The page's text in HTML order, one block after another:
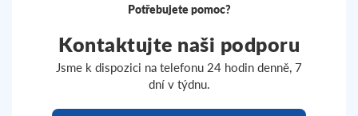
Potřebujete pomoc?
Kontaktujte naši podporu
Jsme k dispozici na telefonu 24 hodin denně, 7
dní v týdnu.